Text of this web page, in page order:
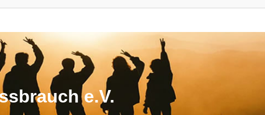
e.V.